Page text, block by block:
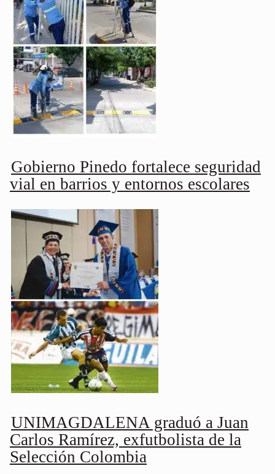
Gobierno Pinedo fortalece seguridad
vial en barrios y entornos escolares
UNIMAGDALENA graduó a Juan
Carlos Ramírez, exfutbolista de la
Selección Colombia